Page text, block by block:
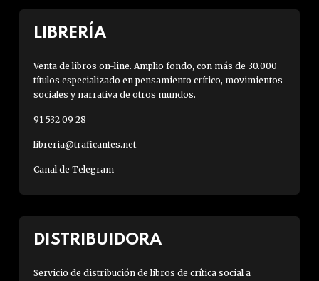
LIBRERÍA
Venta de libros on-line. Amplio fondo, con más de 30.000
títulos especializado en pensamiento crítico, movimientos
sociales y narrativa de otros mundos.
91 532 09 28
libreria@traficantes.net
Canal de Telegram
DISTRIBUIDORA
Servicio de distribución de libros de crítica social a